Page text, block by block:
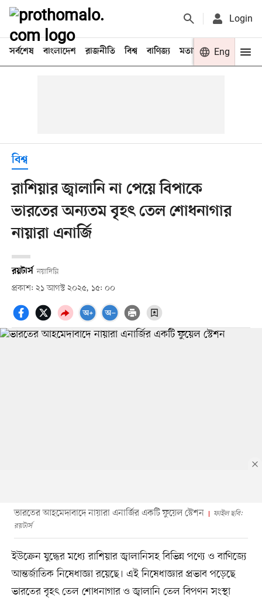
Login
সর্বশেষ বাংলাদেশ রাজনীতি বিশ্ব বাণিজ্য মতামত খেলা
Eng
বিশ্ব
রাশিয়ার জ্বালানি না পেয়ে বিপাকে
ভারতের অন্যতম বৃহৎ তেল শোধনাগার
নায়ারা এনার্জি
রয়টার্স নয়াদিল্লি
প্রকাশ: ২১ আগস্ট ২০২৫, ১৫: ০০
ভারতের আহমেদাবাদে নায়ারা এনার্জির একটি ফুয়েল স্টেশন
ফাইল ছবি:
রয়টার্স
ইউক্রেন যুদ্ধের মধ্যে রাশিয়ার জ্বালানিসহ বিভিন্ন পণ্যে ও বাণিজ্যে
আন্তর্জাতিক নিষেধাজ্ঞা রয়েছে। এই নিষেধাজ্ঞার প্রভাব পড়েছে
ভারতের বৃহৎ তেল শোধনাগার ও জ্বালানি তেল বিপণন সংস্থা